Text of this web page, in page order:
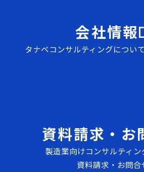
を及ぼしています。サプライチェ
材・技術流出など、6つの視点で
総点検できます。
会社情報
タナベコンサルティングについ
資料請求・お
製造業向けコンサルティン
資料請求・お問合